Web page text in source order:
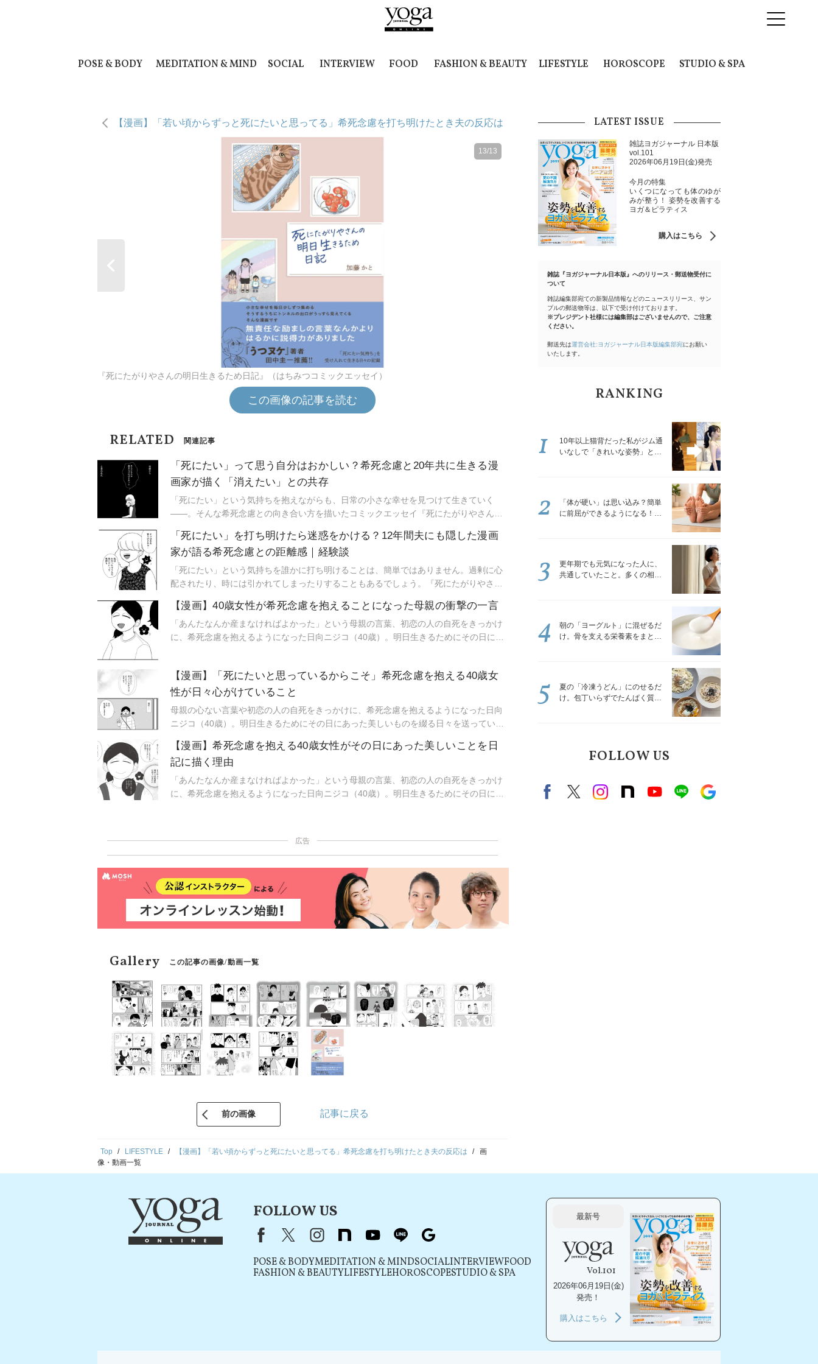
POSE & BODY MEDITATION & MIND SOCIAL INTERVIEW FOOD FASHION & BEAUTY LIFESTYLE HOROSCOPE STUDIO & SPA
【漫画】「若い頃からずっと死にたいと思ってる」希死念慮を打ち明けたとき夫の反応は
13/13
『死にたがりやさんの明日生きるため日記』（はちみつコミックエッセイ）
この画像の記事を読む
RELATED 関連記事
「死にたい」って思う自分はおかしい？希死念慮と20年共に生きる漫
画家が描く「消えたい」との共存
「死にたい」という気持ちを抱えながらも、日常の小さな幸せを見つけて生きていく
——。そんな希死念慮との向き合い方を描いたコミックエッセイ『死にたがりやさんの
藤かとさんは、20年以上、希死念慮と共に生きてきた当事者でもあります。「死にたい
気持ち」と「生きていて楽しい気持ち」は共存できるのか。世間に誤解されがちな希死
念慮の実態や、作品に込めた思いについて伺いました。
「死にたい」を打ち明けたら迷惑をかける？12年間夫にも隠した漫画
家が語る希死念慮との距離感｜経験談
「死にたい」という気持ちを誰かに打ち明けることは、簡単ではありません。過剰に心
配されたり、時には引かれてしまったりすることもあるでしょう。『死にたがりやさん
て12年間、夫にも希死念慮を隠し続けてきたといいます。後編では、身近な人への打ち
明け方や、周囲に望む接し方、そして「希死念慮があるなら家庭を持つべきではない」
という声にどう向き合うかについて伺いました。
【漫画】40歳女性が希死念慮を抱えることになった母親の衝撃の一言
「あんたなんか産まなければよかった」という母親の言葉、初恋の人の自死をきっかけ
に、希死念慮を抱えるようになった日向ニジコ（40歳）。明日生きるためにその日にあ
【漫画】「死にたいと思っているからこそ」希死念慮を抱える40歳女
性が日々心がけていること
母親の心ない言葉や初恋の人の自死をきっかけに、希死念慮を抱えるようになった日向
ニジコ（40歳）。明日生きるためにその日にあった美しいものを綴る日々を送っていま
いと思っているからこそ実行していることとは…？※本記事は『死にたがりやさんの明
日生きるため日記』（はちみつコミックエッセイ）より編集・抜粋しました。
【漫画】希死念慮を抱える40歳女性がその日にあった美しいことを日
記に描く理由
「あんたなんか産まなければよかった」という母親の言葉、初恋の人の自死をきっかけ
に、希死念慮を抱えるようになった日向ニジコ（40歳）。明日生きるためにその日にあ
広告
Gallery この記事の画像/動画一覧
前の画像 記事に戻る
Top LIFESTYLE 【漫画】「若い頃からずっと死にたいと思ってる」希死念慮を打ち明けたとき夫の反応は
画
像・動画一覧
LATEST ISSUE
雑誌ヨガジャーナル 日本版
vol.101
2026年06月19日(金)発売
今月の特集
いくつになっても体のゆが
みが整う！ 姿勢を改善する
ヨガ＆ピラティス
購入はこちら
雑誌『ヨガジャーナル日本版』へのリリース・郵送物受付に
ついて
雑誌編集部宛ての新製品情報などのニュースリリース、サン
プルの郵送物等は、以下で受け付けております。
※プレジデント社様には編集部はございませんので、ご注意
ください。
郵送先は運営会社:ヨガジャーナル日本版編集部宛にお願い
いたします。
RANKING
10年以上猫背だった私がジム通
いなしで「きれいな姿勢」と褒
1
「体が硬い」は思い込み？簡単
に前屈ができるようになる！腿
2
更年期でも元気になった人に、
共通していたこと。多くの相談
3
朝の「ヨーグルト」に混ぜるだ
け。骨を支える栄養素をまとめ
4
夏の「冷凍うどん」にのせるだ
け。包丁いらずでたんぱく質を
5
FOLLOW US
FacebookX（旧twitter）
instagram
note Youtubeline
FOLLOW US
FacebookX（旧Twitter）
instagram
note youtube line
POSE & BODYMEDITATION & MINDSOCIALINTERVIEWFOOD
FASHION & BEAUTYLIFESTYLEHOROSCOPESTUDIO & SPA
最新号
Vol.101
2026年06月19日(金)
発売！
購入はこちら